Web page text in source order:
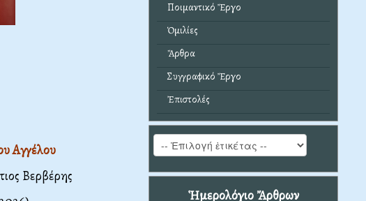
Αγγέλου
Βερβέρης
Ποιμαντικό Ἔργο
Ὁμιλίες
Ἄρθρα
Συγγραφικό Ἔργο
Ἐπιστολές
Ἡμερολόγιο Ἄρθρων